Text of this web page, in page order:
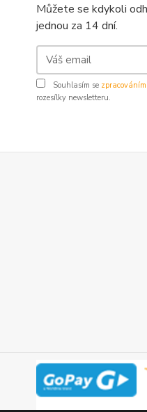
Můžete se kdykoli
jednou za 14 dní.
Souhlasím se
rozesílky newsletteru.